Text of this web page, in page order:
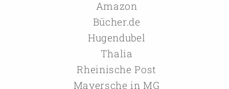
Amazon
Bücher.de
Hugendubel
Thalia
Rheinische Post
Mayersche in MG